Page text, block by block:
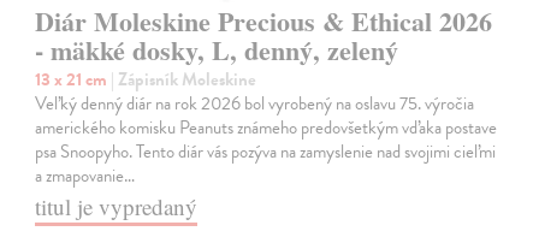
Diár Moleskine Precious & Ethical 2026
- mäkké dosky, L, denný, zelený
13 x 21 cm | Zápisník Moleskine
Veľký denný diár na rok 2026 bol vyrobený na oslavu 75. výročia
amerického komisku Peanuts známeho predovšetkým vďaka postave
psa Snoopyho. Tento diár vás pozýva na zamyslenie nad svojimi cieľmi
a zmapovanie…
titul je vypredaný